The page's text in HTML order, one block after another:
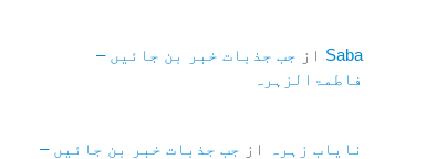
Saba از جب جذبات خبر بن جائیں –
فاطمۃالزہرہ
نایاب زہرہ از جب جذبات خبر بن جائیں –